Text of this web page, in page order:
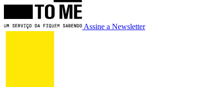
Assine a Newsletter